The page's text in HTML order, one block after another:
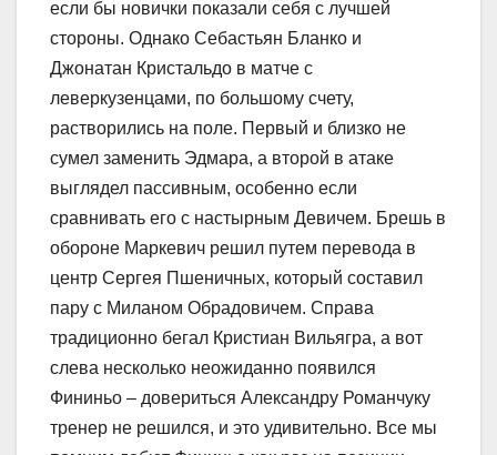
если бы новички показали себя с лучшей
стороны. Однако Себастьян Бланко и
Джонатан Кристальдо в матче с
леверкузенцами, по большому счету,
растворились на поле. Первый и близко не
сумел заменить Эдмара, а второй в атаке
выглядел пассивным, особенно если
сравнивать его с настырным Девичем. Брешь в
обороне Маркевич решил путем перевода в
центр Сергея Пшеничных, который составил
пару с Миланом Обрадовичем. Справа
традиционно бегал Кристиан Вильягра, а вот
слева несколько неожиданно появился
Фининьо – довериться Александру Романчуку
тренер не решился, и это удивительно. Все мы